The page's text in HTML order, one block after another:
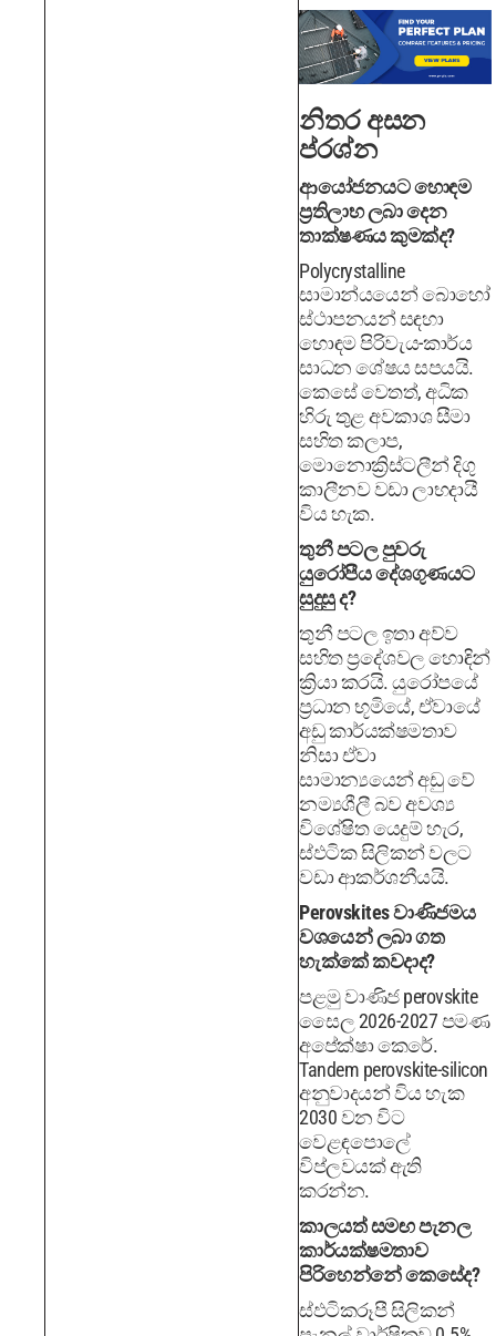
නිතර අසන
ප්රශ්න
ආයෝජනයට හොඳම
ප්‍රතිලාභ ලබා දෙන
තාක්ෂණය කුමක්ද?
Polycrystalline
සාමාන්යයෙන් බොහෝ
ස්ථාපනයන් සඳහා
හොඳම පිරිවැය-කාර්ය
සාධන ශේෂය සපයයි.
කෙසේ වෙතත්, අධික
හිරු තුළ අවකාශ සීමා
සහිත කලාප,
මොනොක්‍රිස්ටලීන් දිගු
කාලීනව වඩා ලාභදායී
විය හැක.
තුනී පටල පුවරු
යුරෝපීය දේශගුණයට
සුදුසු ද?
තුනී පටල ඉතා අව්ව
සහිත ප්‍රදේශවල හොඳින්
ක්‍රියා කරයි. යුරෝපයේ
ප්‍රධාන භූමියේ, ඒවායේ
අඩු කාර්යක්ෂමතාව
නිසා ඒවා
සාමාන්‍යයෙන් අඩු වේ
නම්‍යශීලී බව අවශ්‍ය
විශේෂිත යෙදුම් හැර,
ස්ඵටික සිලිකන් වලට
වඩා ආකර්ශනීයයි.
Perovskites වාණිජමය
වශයෙන් ලබා ගත
හැක්කේ කවදාද?
පළමු වාණිජ perovskite
සෛල 2026-2027 පමණ
අපේක්ෂා කෙරේ.
Tandem perovskite-silicon
අනුවාදයන් විය හැක
2030 වන විට
වෙළඳපොලේ
විප්ලවයක් ඇති
කරන්න.
කාලයත් සමඟ පැනල
කාර්යක්ෂමතාව
පිරිහෙන්නේ කෙසේද?
ස්ඵටිකරූපී සිලිකන්